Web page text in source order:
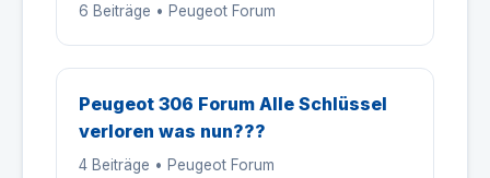
6 Beiträge • Peugeot Forum
Peugeot 306 Forum Alle Schlüssel
verloren was nun???
4 Beiträge • Peugeot Forum